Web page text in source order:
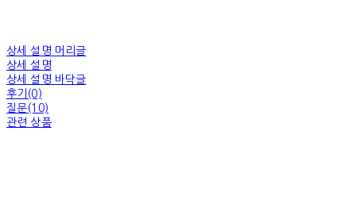
상세 설명 머리글
상세 설명
상세 설명 바닥글
후기(0)
질문(10)
관련 상품